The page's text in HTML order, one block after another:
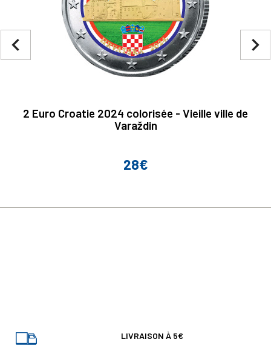
2 Euro Croatie 2024 colorisée - Vieille ville de
Varaždin
Prix
28€
navigate_next
navigate_before
LIVRAISON À 5€